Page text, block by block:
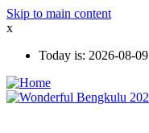
Skip to main content
x
Today is: 2026-08-09